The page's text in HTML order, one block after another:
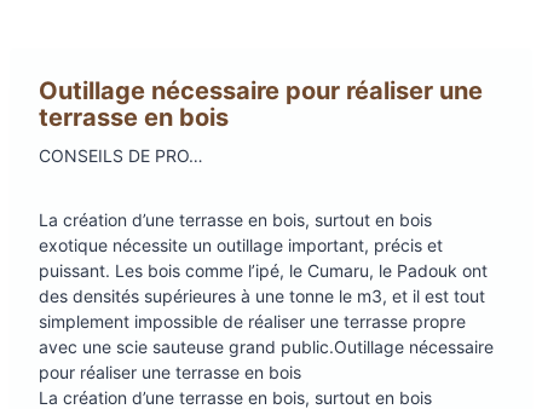
Outillage nécessaire pour réaliser une
terrasse en bois
CONSEILS DE PRO…
La création d’une terrasse en bois, surtout en bois
exotique nécessite un outillage important, précis et
puissant. Les bois comme l’ipé, le Cumaru, le Padouk ont
des densités supérieures à une tonne le m3, et il est tout
simplement impossible de réaliser une terrasse propre
avec une scie sauteuse grand public.Outillage nécessaire
pour réaliser une terrasse en bois
La création d’une terrasse en bois, surtout en bois